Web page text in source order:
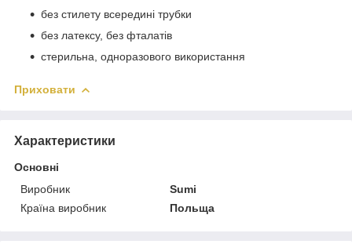
без стилету всередині трубки
без латексу, без фталатів
стерильна, одноразового використання
Приховати
Характеристики
Основні
Виробник
Sumi
Країна виробник
Польща